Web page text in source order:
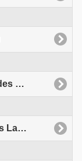
Wahl der Landrätin / des Landrates des Landkreises Neunkirchen
Wahl zur Landrätin / zum Landrat des Landkreises Neunkirchen